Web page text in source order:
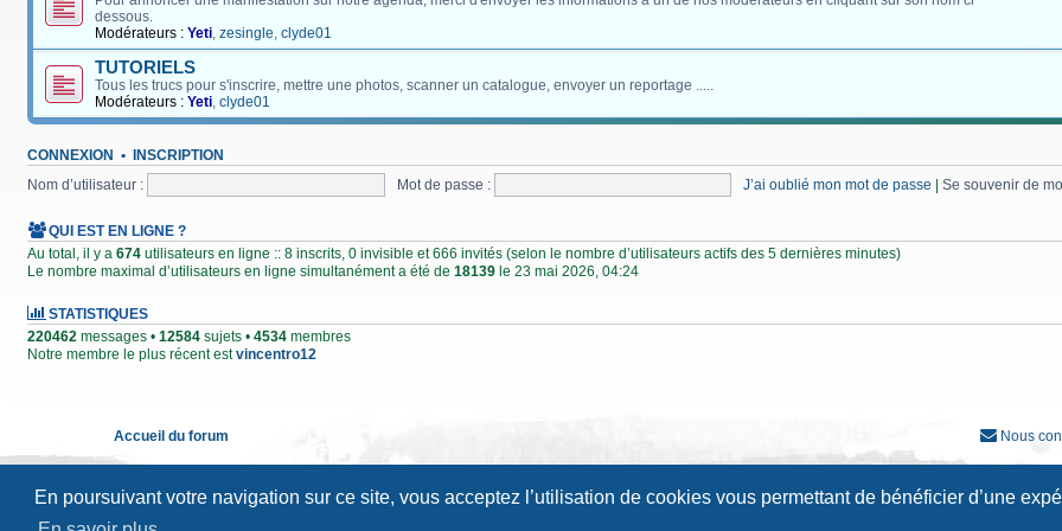
En poursuivant votre navigation sur ce site, vous acceptez l’utilisation de cookies vous permettant de bénéficier d’une
dessous.
Modérateurs : Yeti, zesingle, clyde01
TUTORIELS
Tous les trucs pour s'inscrire, mettre une photos, scanner un catalogue, envoyer un reportage .....
Modérateurs : Yeti, clyde01
CONNEXION • INSCRIPTION
Nom d’utilisateur : Mot de passe : J’ai oublié mon mot de passe | Se souvenir de
QUI EST EN LIGNE ?
Au total, il y a 674 utilisateurs en ligne :: 8 inscrits, 0 invisible et 666 invités (selon le nombre d’utilisateurs actifs des 5 dernières minutes)
Le nombre maximal d’utilisateurs en ligne simultanément a été de 18139 le 23 mai 2026, 04:24
STATISTIQUES
220462 messages • 12584 sujets • 4534 membres
Notre membre le plus récent estvincentro12
Accueil du forum Nous
Traduction française officielle©Qiaeru